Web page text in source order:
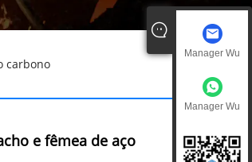
carbono
e fêmea de aço
Manager Wu
Manager Wu